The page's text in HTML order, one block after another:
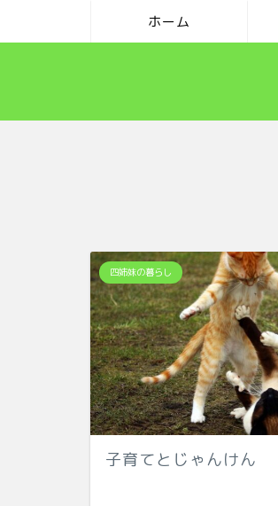
ホーム
四姉妹の暮らし
子育てとじゃんけん